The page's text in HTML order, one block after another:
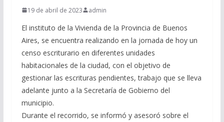
19 de abril de 2023 admin
El instituto de la Vivienda de la Provincia de Buenos
Aires, se encuentra realizando en la jornada de hoy un
censo escriturario en diferentes unidades
habitacionales de la ciudad, con el objetivo de
gestionar las escrituras pendientes, trabajo que se lleva
adelante junto a la Secretaría de Gobierno del
municipio.
Durante el recorrido, se informó y asesoró sobre el